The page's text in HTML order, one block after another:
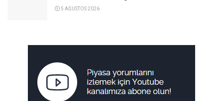
5 AĞUSTOS 2026